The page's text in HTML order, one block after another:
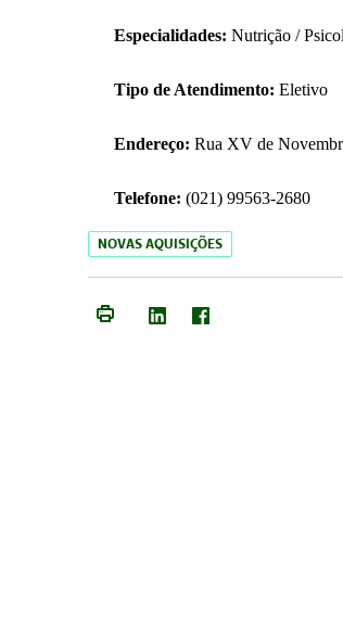
Especialidades: Nutrição /
Tipo de Atendimento: Eletivo
Endereço: Rua XV de
Telefone: (021) 99563-2680
NOVAS AQUISIÇÕES